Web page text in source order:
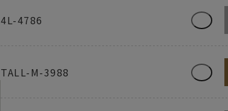
4L-4786
TALL-M-3988